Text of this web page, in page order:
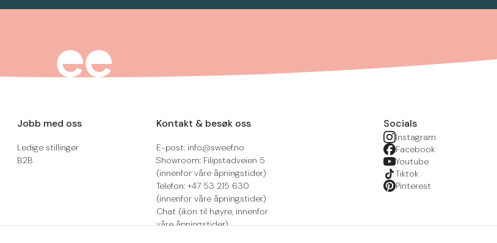
Jobb med oss
Ledige stillinger
B2B
Kontakt & besøk oss
E-post: info@sweef.no
Showroom: Filipstadveien 5
(innenfor våre åpningstider)
Telefon: +47 53 215 630
(innenfor våre åpningstider)
Chat (ikon til høyre, innenfor
våre åpningstider)
Socials
Instagram
Facebook
Youtube
Tiktok
Pinterest